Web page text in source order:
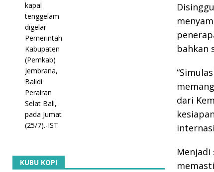
bahkan
dari
KUBU KOPI